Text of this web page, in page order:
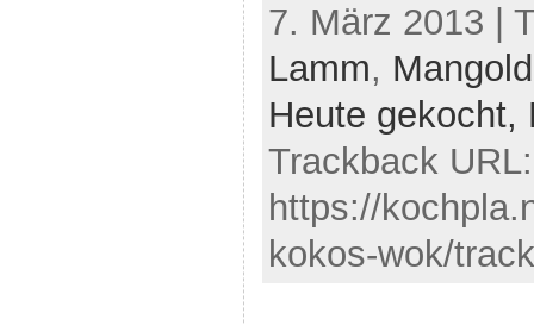
7. März 2013 |
Lamm, Mangold
Heute gekocht,
Trackback URL:
https://
kokos-wok/